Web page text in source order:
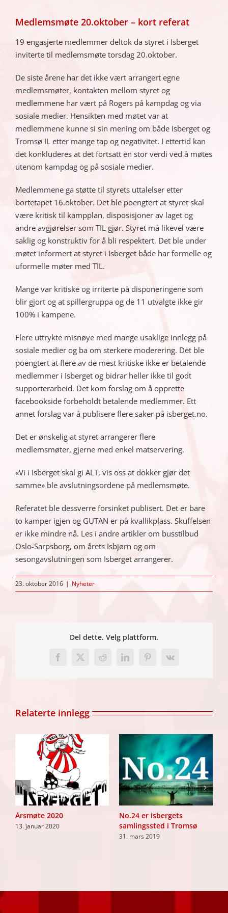
Medlemsmøte 20.oktober – kort referat
19 engasjerte medlemmer deltok da styret i Isberget
inviterte til medlemsmøte torsdag 20.oktober.
De siste årene har det ikke vært arrangert egne
medlemsmøter, kontakten mellom styret og
medlemmene har vært på Rogers på kampdag og via
sosiale medier. Hensikten med møtet var at
medlemmene kunne si sin mening om både Isberget og
Tromsø IL etter mange tap og negativitet. I ettertid kan
det konkluderes at det fortsatt en stor verdi ved å møtes
utenom kampdag og på sosiale medier.
Medlemmene ga støtte til styrets uttalelser etter
bortetapet 16.oktober. Det ble poengtert at styret skal
være kritisk til kampplan, disposisjoner av laget og
andre avgjørelser som TIL gjør. Styret må likevel være
saklig og konstruktiv for å bli respektert. Det ble under
møtet informert at styret i Isberget både har formelle og
uformelle møter med TIL.
Mange var kritiske og irriterte på disponeringene som
blir gjort og at spillergruppa og de 11 utvalgte ikke gir
100% i kampene.
Flere uttrykte misnøye med mange usaklige innlegg på
sosiale medier og ba om sterkere moderering. Det ble
poengtert at flere av de mest kritiske ikke er betalende
medlemmer i Isberget og bidrar heller ikke til godt
supporterarbeid. Det kom forslag om å opprette
facebookside forbeholdt betalende medlemmer. Ett
annet forslag var å publisere flere saker på isberget.no.
Det er ønskelig at styret arrangerer flere
medlemsmøter, gjerne med enkel matservering.
«Vi i Isberget skal gi ALT, vis oss at dokker gjør det
samme» ble avslutningsordene på medlemsmøte.
Referatet ble dessverre forsinket publisert. Det er bare
to kamper igjen og GUTAN er på kvallikplass. Skuffelsen
er ikke mindre nå. Les i andre artikler om busstilbud
Oslo-Sarpsborg, om årets Isbjørn og om
sesongavslutningen som Isberget arrangerer.
23. oktober 2016 | Nyheter
Del dette. Velg plattform.
Facebook
X RedditLinkedInPinterest
Vk
Relaterte innlegg
Årsmøte 2020
13. januar 2020
No.24 er isbergets
samlingssted i Tromsø
31. mars 2019